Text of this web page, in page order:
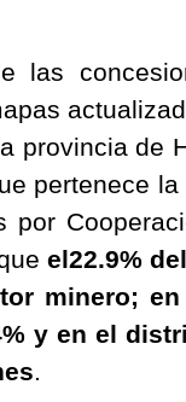
las
provincia de
pertenece
por
el22.9%
minero;
y en el
.